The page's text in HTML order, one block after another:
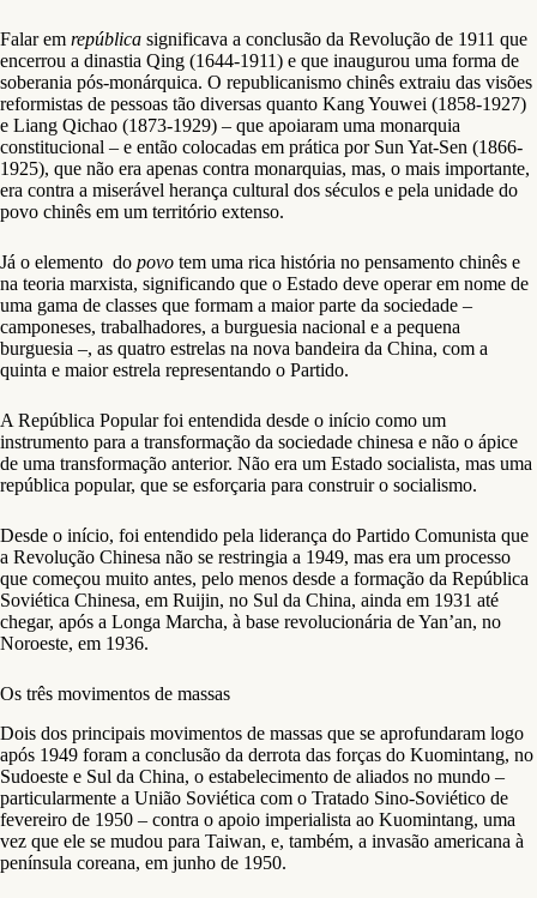
Falar em república significava a conclusão da Revolução de 1911 que
encerrou a dinastia Qing (1644-1911) e que inaugurou uma forma de
soberania pós-monárquica. O republicanismo chinês extraiu das visões
reformistas de pessoas tão diversas quanto Kang Youwei (1858-1927)
e Liang Qichao (1873-1929) – que apoiaram uma monarquia
constitucional – e então colocadas em prática por Sun Yat-Sen (1866-
1925), que não era apenas contra monarquias, mas, o mais importante,
era contra a miserável herança cultural dos séculos e pela unidade do
povo chinês em um território extenso.
Já o elemento do povo tem uma rica história no pensamento chinês e
na teoria marxista, significando que o Estado deve operar em nome de
uma gama de classes que formam a maior parte da sociedade –
camponeses, trabalhadores, a burguesia nacional e a pequena
burguesia –, as quatro estrelas na nova bandeira da China, com a
quinta e maior estrela representando o Partido.
A República Popular foi entendida desde o início como um
instrumento para a transformação da sociedade chinesa e não o ápice
de uma transformação anterior. Não era um Estado socialista, mas uma
república popular, que se esforçaria para construir o socialismo.
Desde o início, foi entendido pela liderança do Partido Comunista que
a Revolução Chinesa não se restringia a 1949, mas era um processo
que começou muito antes, pelo menos desde a formação da República
Soviética Chinesa, em Ruijin, no Sul da China, ainda em 1931 até
chegar, após a Longa Marcha, à base revolucionária de Yan’an, no
Noroeste, em 1936.
Os três movimentos de massas
Dois dos principais movimentos de massas que se aprofundaram logo
após 1949 foram a conclusão da derrota das forças do Kuomintang, no
Sudoeste e Sul da China, o estabelecimento de aliados no mundo –
particularmente a União Soviética com o Tratado Sino-Soviético de
fevereiro de 1950 – contra o apoio imperialista ao Kuomintang, uma
vez que ele se mudou para Taiwan, e, também, a invasão americana à
península coreana, em junho de 1950.